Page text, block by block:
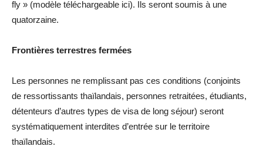
fly » (modèle téléchargeable ici). Ils seront soumis à une
quatorzaine.
Frontières terrestres fermées
Les personnes ne remplissant pas ces conditions (conjoints
de ressortissants thaïlandais, personnes retraitées, étudiants,
détenteurs d’autres types de visa de long séjour) seront
systématiquement interdites d’entrée sur le territoire
thaïlandais.